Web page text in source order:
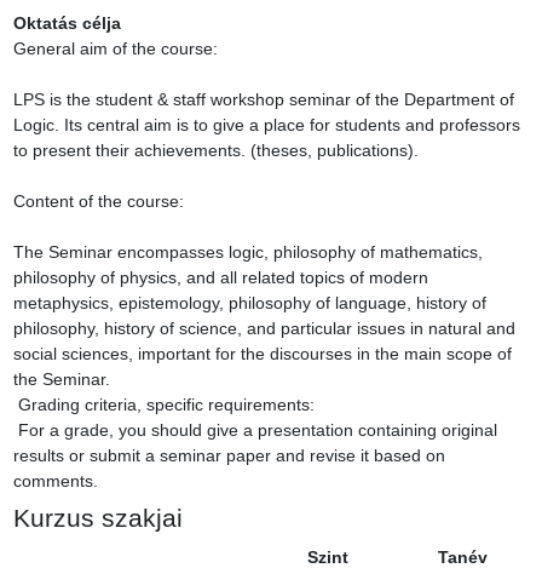
Oktatás célja
General aim of the course:
LPS is the student & staff workshop seminar of the Department of
Logic. Its central aim is to give a place for students and professors
to present their achievements. (theses, publications).
Content of the course:
The Seminar encompasses logic, philosophy of mathematics,
philosophy of physics, and all related topics of modern
metaphysics, epistemology, philosophy of language, history of
philosophy, history of science, and particular issues in natural and
social sciences, important for the discourses in the main scope of
the Seminar.
results or submit a seminar paper and revise it based on
comments.
Kurzus szakjai
Szint
Tanév